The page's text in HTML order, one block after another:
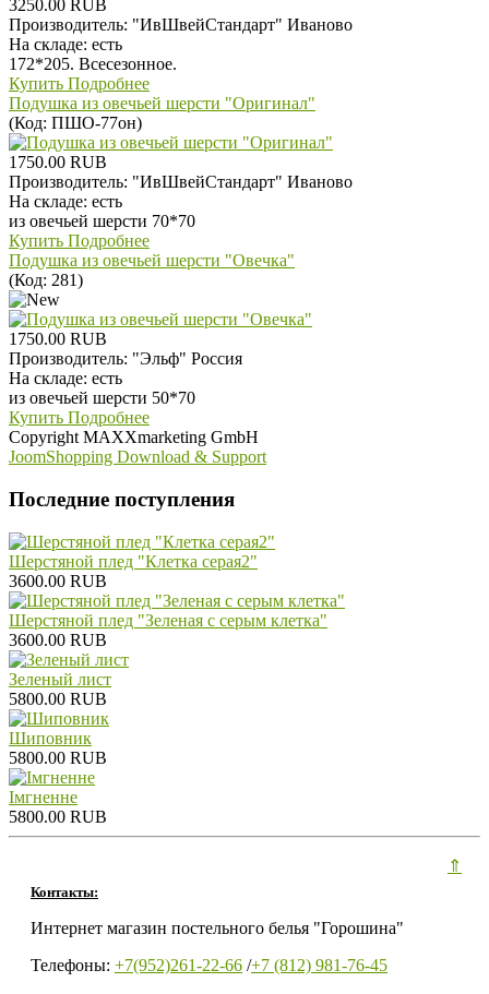
3250.00 RUB
Производитель: "ИвШвейСтандарт" Иваново
На складе: есть
172*205. Всесезонное.
Купить Подробнее
Подушка из овечьей шерсти "Оригинал"
(Код: ПШО-77он)
1750.00 RUB
Производитель: "ИвШвейСтандарт" Иваново
На складе: есть
из овечьей шерсти 70*70
Купить Подробнее
Подушка из овечьей шерсти "Овечка"
(Код: 281)
1750.00 RUB
Производитель: "Эльф" Россия
На складе: есть
из овечьей шерсти 50*70
Купить Подробнее
Copyright MAXXmarketing GmbH
JoomShopping Download & Support
Последние поступления
Шерстяной плед "Клетка серая2"
3600.00 RUB
Шерстяной плед "Зеленая с серым клетка"
3600.00 RUB
Зеленый лист
5800.00 RUB
Шиповник
5800.00 RUB
Iмгненне
5800.00 RUB
Контакты:
Интернет магазин постельного белья "Горошина"
Телефоны: +7(952)261-22-66 /+7 (812) 981-76-45
⇑